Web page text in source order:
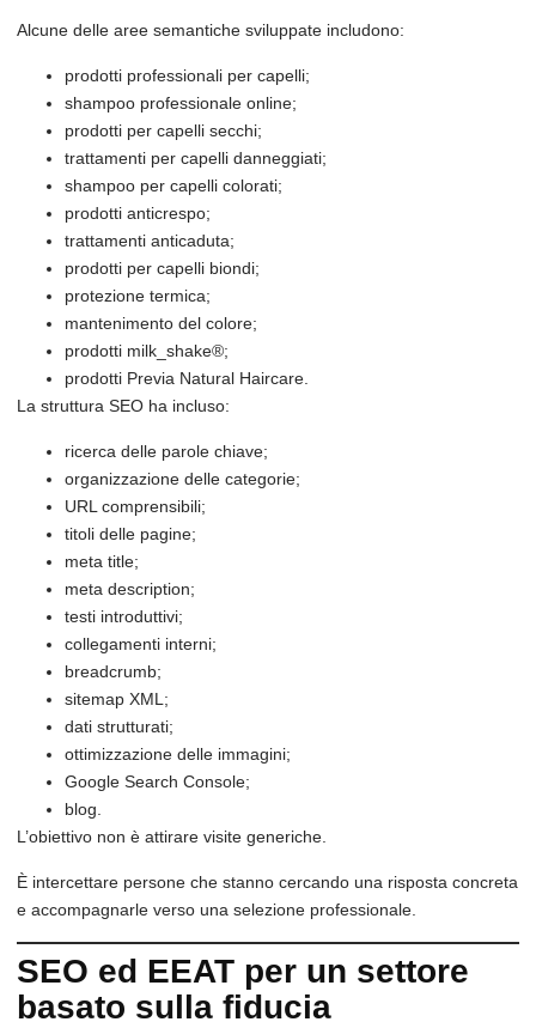
Alcune delle aree semantiche sviluppate includono:
prodotti professionali per capelli;
shampoo professionale online;
prodotti per capelli secchi;
trattamenti per capelli danneggiati;
shampoo per capelli colorati;
prodotti anticrespo;
trattamenti anticaduta;
prodotti per capelli biondi;
protezione termica;
mantenimento del colore;
prodotti milk_shake®;
prodotti Previa Natural Haircare.
La struttura SEO ha incluso:
ricerca delle parole chiave;
organizzazione delle categorie;
URL comprensibili;
titoli delle pagine;
meta title;
meta description;
testi introduttivi;
collegamenti interni;
breadcrumb;
sitemap XML;
dati strutturati;
ottimizzazione delle immagini;
Google Search Console;
blog.
L’obiettivo non è attirare visite generiche.
È intercettare persone che stanno cercando una risposta concreta
e accompagnarle verso una selezione professionale.
SEO ed EEAT per un settore
basato sulla fiducia